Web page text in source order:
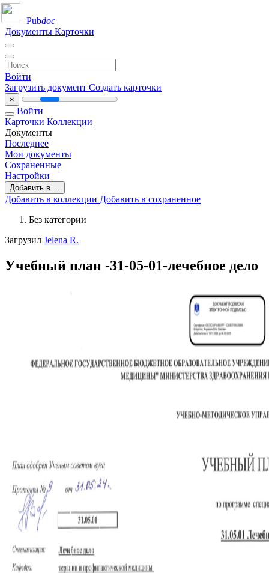
Pubdoc
Документы Карточки
Войти
Загрузить документ Создать карточки
×
Войти
Карточки Коллекции
Документы
Последнее
Мои документы
Сохраненные
Настройки
Добавить в ...
Добавить в коллекции Добавить в сохраненное
Без категории
Загрузил Jelena R.
Учебный план -31-05-01-лечебное дело